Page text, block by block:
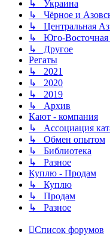
↳ Украина
↳ Чёрное и
↳ Центральная
↳ Юго-Восточная
↳ Другое
Регаты
↳ 2021
↳ 2020
↳ 2019
↳ Архив
Кают - компания
↳ Ассоциация
↳ Обмен опытом
↳ Библиотека
↳ Разное
Куплю - Продам
↳ Куплю
↳ Продам
↳ Разное
Список форумов